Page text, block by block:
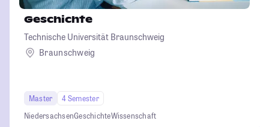
Geschichte
Technische Universität Braunschweig
Braunschweig
Master
4 Semester
NiedersachsenGeschichteWissenschaft